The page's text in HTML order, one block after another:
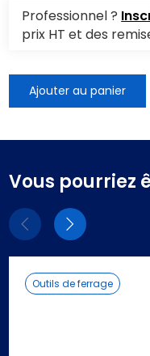
Professionnel ?
prix HT et des
Ajouter au panier
Vous pourriez
ElémentsEléments
Outils de ferrage